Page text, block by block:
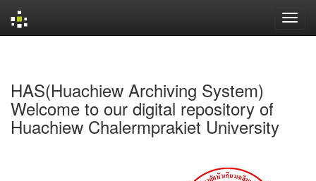
HAS(Huachiew Archiving System)
Welcome to our digital repository of
Huachiew Chalermprakiet University